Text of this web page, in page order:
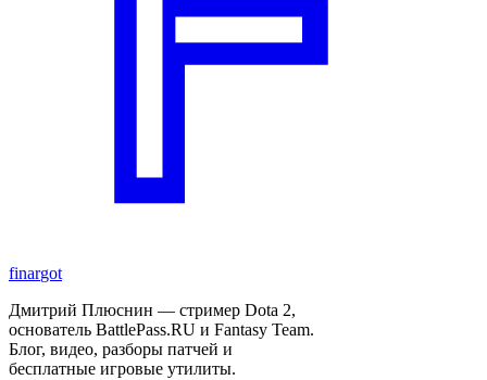
finargot
Дмитрий Плюснин — стример Dota 2,
основатель BattlePass.RU и Fantasy Team.
Блог, видео, разборы патчей и
бесплатные игровые утилиты.